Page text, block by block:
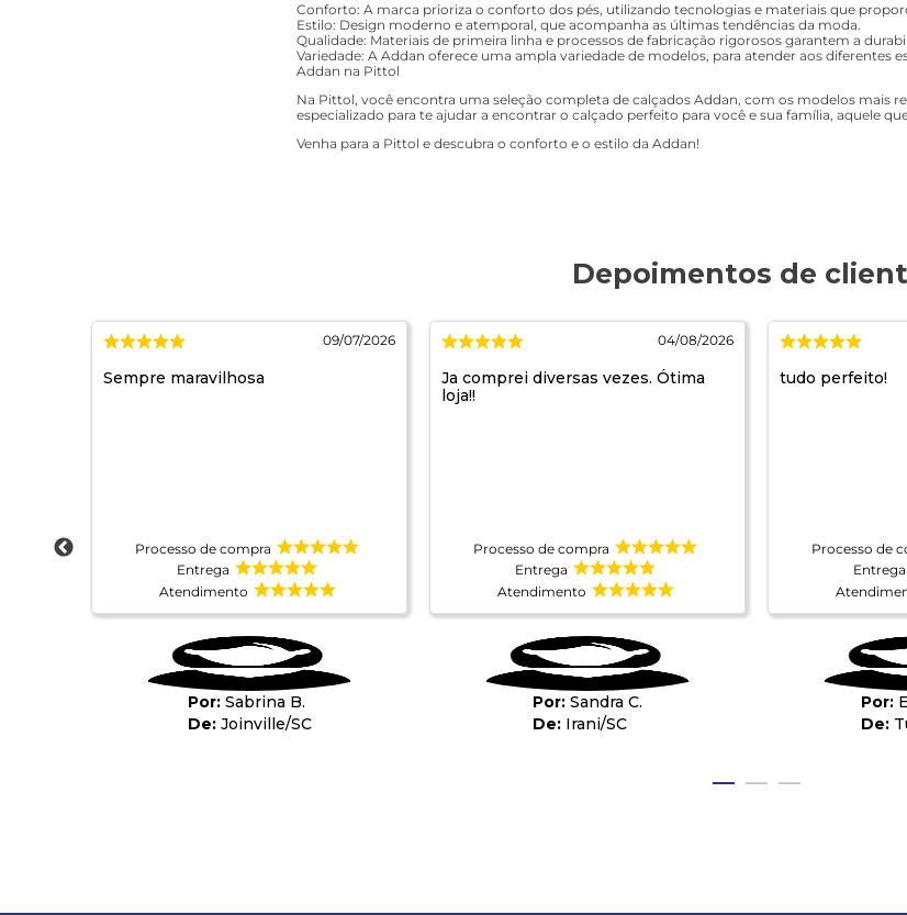
Conforto: A marca prioriza o conforto dos pés, utilizando tecnologias e materiais que
Estilo: Design moderno e atemporal, que acompanha as últimas tendências da moda.
Qualidade: Materiais de primeira linha e processos de fabricação rigorosos garantem a
Variedade: A Addan oferece uma ampla variedade de modelos, para atender aos diferentes
Addan na Pittol
Na Pittol, você encontra uma seleção completa de calçados Addan, com os modelos mais
especializado para te ajudar a encontrar o calçado perfeito para você e sua família, aquele
Venha para a Pittol e descubra o conforto e o estilo da Addan!
09/07/2026
Sempre maravilhosa
Processo de compra
Entrega
Atendimento
Sabrina B.
Joinville/SC
04/08/2026
Ja comprei diversas vezes. Ótima
loja!!
Processo de compra
Entrega
Atendimento
Sandra C.
Irani/SC
tudo perfeito!
Processo de
Entrega